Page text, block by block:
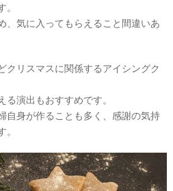
、気に入ってもらえること間違いあ
クリスマスに関係するアイシングク
演出もおすすめです。
自身が作ることも多く、感謝の気持
花
ス
ス
プ